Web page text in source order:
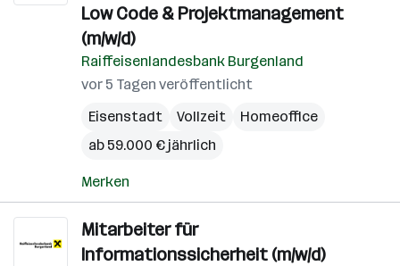
Low Code & Projektmanagement
(m/w/d)
Raiffeisenlandesbank Burgenland
vor 5 Tagen veröffentlicht
Eisenstadt
Vollzeit
Homeoffice
ab 59.000 € jährlich
Merken
Mitarbeiter für
Informationssicherheit (m/w/d)